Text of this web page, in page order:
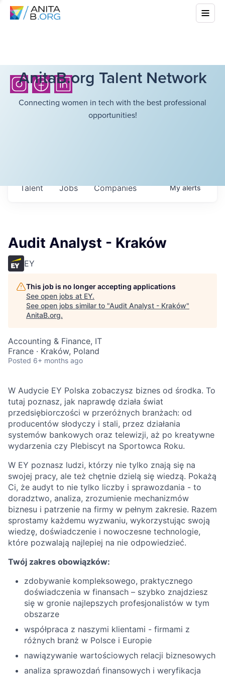
AnitaB.org Talent Network
Connecting women in tech with the best professional
opportunities!
Jobs Companies
Talent Myalerts
Audit Analyst - Kraków
EY
This job is no longer accepting applications
See open jobs at EY.
See open jobs similar to "Audit Analyst - Kraków"
AnitaB.org.
Accounting & Finance, IT
France · Kraków, Poland
Posted 6+ months ago
W Audycie EY Polska zobaczysz biznes od środka. To
tutaj poznasz, jak naprawdę działa świat
przedsiębiorczości w przeróżnych branżach: od
producentów słodyczy i stali, przez działania
systemów bankowych oraz telewizji, aż po kreatywne
wydarzenia czy Plebiscyt na Sportowca Roku.
W EY poznasz ludzi, którzy nie tylko znają się na
swojej pracy, ale też chętnie dzielą się wiedzą. Pokażą
Ci, że audyt to nie tylko liczby i sprawozdania - to
doradztwo, analiza, zrozumienie mechanizmów
biznesu i patrzenie na firmy w pełnym zakresie. Razem
sprostamy każdemu wyzwaniu, wykorzystując swoją
wiedzę, doświadczenie i nowoczesne technologie,
które pozwalają najlepiej na nie odpowiedzieć.
Twój zakres obowiązków:
zdobywanie kompleksowego, praktycznego
doświadczenia w finansach – szybko znajdziesz
się w gronie najlepszych profesjonalistów w tym
obszarze
współpraca z naszymi klientami - firmami z
różnych branż w Polsce i Europie
nawiązywanie wartościowych relacji biznesowych
analiza sprawozdań finansowych i weryfikacja